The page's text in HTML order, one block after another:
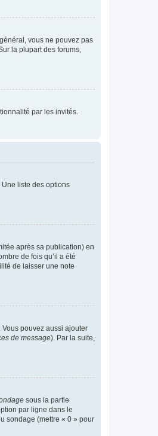
vous ne pouvez pas
la plupart des forums,
par les invités.
liste des options
après sa publication) en
de fois qu’il a été
de laisser une note
pouvez aussi ajouter
de message). Par la suite,
sous la partie
par ligne dans le
sondage (mettre « 0 » pour